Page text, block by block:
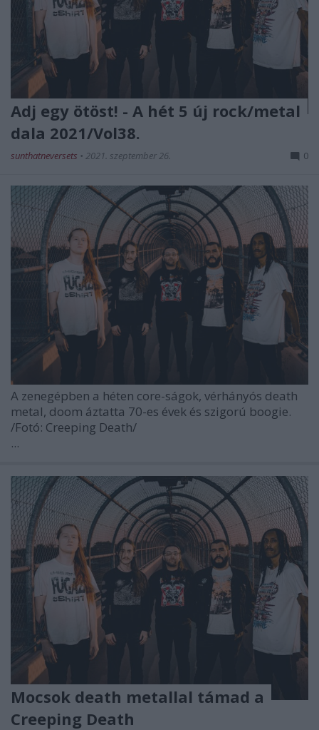
Adj egy ötöst! - A hét 5 új rock/metal
dala 2021/Vol38.
sunthatneversets • 2021. szeptember 26. 0
A zenegépben a héten core-ságok, vérhányós death
metal, doom áztatta 70-es évek és szigorú boogie.
/Fotó: Creeping Death/
...
Mocsok death metallal támad a
Creeping Death